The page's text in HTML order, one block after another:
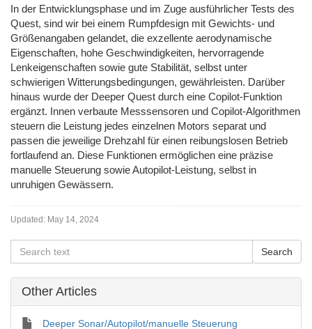
In der Entwicklungsphase und im Zuge ausführlicher Tests des
Quest, sind wir bei einem Rumpfdesign mit Gewichts- und
Größenangaben gelandet, die exzellente aerodynamische
Eigenschaften, hohe Geschwindigkeiten, hervorragende
Lenkeigenschaften sowie gute Stabilität, selbst unter
schwierigen Witterungsbedingungen, gewährleisten. Darüber
hinaus wurde der Deeper Quest durch eine Copilot-Funktion
ergänzt. Innen verbaute Messsensoren und Copilot-Algorithmen
steuern die Leistung jedes einzelnen Motors separat und
passen die jeweilige Drehzahl für einen reibungslosen Betrieb
fortlaufend an. Diese Funktionen ermöglichen eine präzise
manuelle Steuerung sowie Autopilot-Leistung, selbst in
unruhigen Gewässern.
Updated: May 14, 2024
Other Articles
Deeper Sonar/Autopilot/manuelle Steuerung